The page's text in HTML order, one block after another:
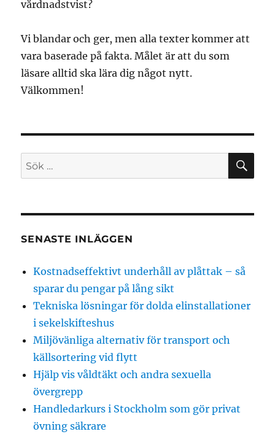
vårdnadstvist?
Vi blandar och ger, men alla texter kommer att
vara baserade på fakta. Målet är att du som
läsare alltid ska lära dig något nytt.
Välkommen!
Sök
efter:
SENASTE INLÄGGEN
Kostnadseffektivt underhåll av plåttak – så
sparar du pengar på lång sikt
Tekniska lösningar för dolda elinstallationer
i sekelskifteshus
Miljövänliga alternativ för transport och
källsortering vid flytt
Hjälp vis våldtäkt och andra sexuella
övergrepp
Handledarkurs i Stockholm som gör privat
övning säkrare